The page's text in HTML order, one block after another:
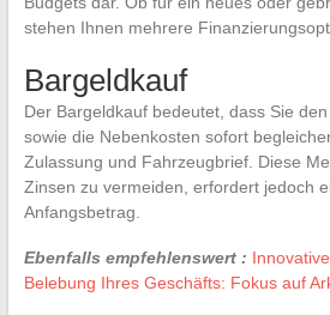
stehen Ihnen mehrere
Bargeldkauf
Der Bargeldkauf bedeutet, dass Sie
sowie die Nebenkosten sofort
Zulassung und Fahrzeugbrief. Diese
Zinsen zu vermeiden, erfordert jedoch
Anfangsbetrag.
Ebenfalls empfehlenswert :
Belebung Ihres Geschäfts: Fokus auf